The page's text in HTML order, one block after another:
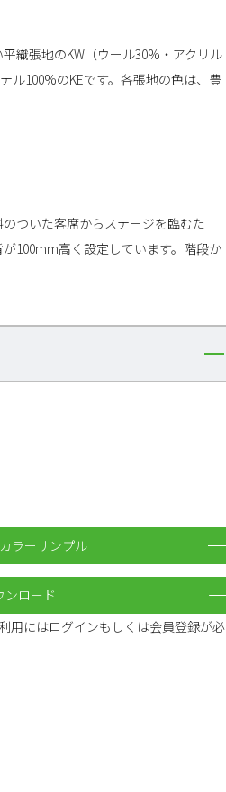
織張地のKW（ウール30%・アクリル
ル100%のKEです。各張地の色は、豊
ついた客席からステージを臨むた
100mm高く設定しています。階段か
ラーサンプル
ンロ－ド
用にはログインもしくは会員登録が必